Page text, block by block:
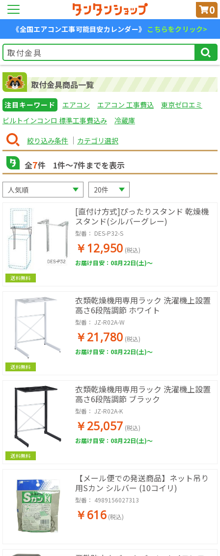
0
《全国エアコン工事可能目安カレンダー》 こちらをクリック>
取付金具商品一覧
注目キーワード エアコン エアコン 工事費込
東京ゼロエミ
ビルトインコンロ 標準工事費込み
冷蔵庫
絞り込み条件 カテゴリ選択
全7件 1件〜7件までを表示
送料無料
[直付け方式]ぴったりスタンド 乾燥機
スタンド(シルバーグレー)
型番： DES-P32-S
￥12,950 (税込)
お届け目安：08月22日(土)～
送料無料
衣類乾燥機用専用ラック 洗濯機上設置
高さ6段階調節 ホワイト
型番： JZ-R02A-W
￥21,780 (税込)
お届け目安：08月22日(土)～
送料無料
衣類乾燥機用専用ラック 洗濯機上設置
高さ6段階調節 ブラック
型番： JZ-R02A-K
￥25,057 (税込)
お届け目安：08月22日(土)～
【メール便での発送商品】ネット吊り
用Sカン シルバー (10コイリ)
型番： 4989156027313
￥616 (税込)